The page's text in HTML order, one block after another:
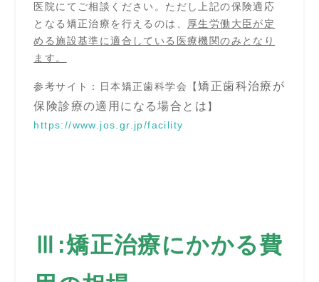
医院にてご相談ください。ただし上記の保険適応
となる矯正治療を行えるのは、
厚生労働大臣が定
める施設基準に適合している医療機関のみとなり
ます。
参考サイト：日本矯正歯科学会【矯正歯科治療が
保険診療の適用になる場合とは 】
https://www.jos.gr.jp/facility
Ⅲ:矯正治療にかかる費